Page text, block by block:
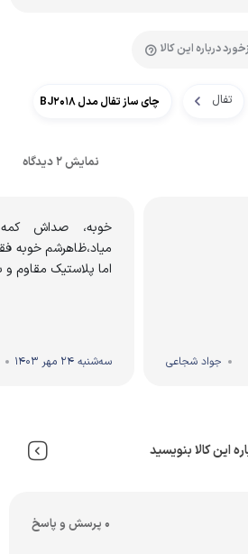
درباره این کالا
تفال چای ساز تفال مدل BJ2018
نمایش 2 دیدگاه
جواد شجاعی
خوبه، صداش
میاد،ظاهرشم خوبه
اما پلاستیک مقاوم و
سه‌شنبه 24 مهر 1403
این کالا بنویسید
0 پرسش و پاسخ